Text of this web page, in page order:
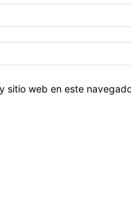
sitio web en este